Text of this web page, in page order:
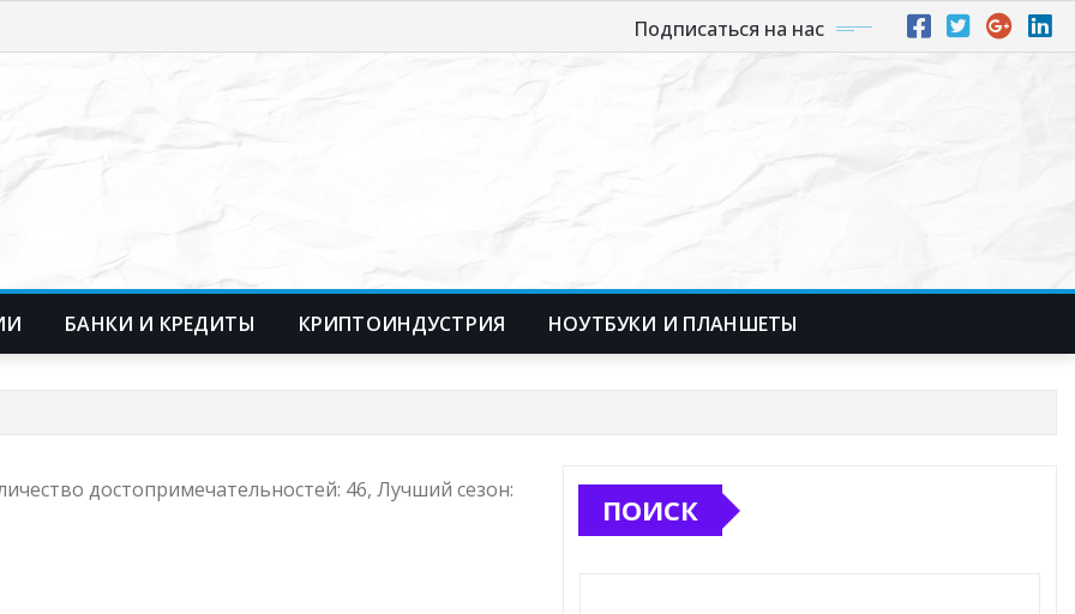
Подписаться на нас
БАНКИ И КРЕДИТЫ КРИПТОИНДУСТРИЯ НОУТБУКИ И ПЛАНШЕТЫ
достопримечательностей: 46, Лучший сезон:
ПОИСК